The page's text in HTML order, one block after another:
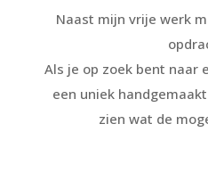
Naast mijn vrije werk
Als je op zoek bent naar
een uniek
zien wat de